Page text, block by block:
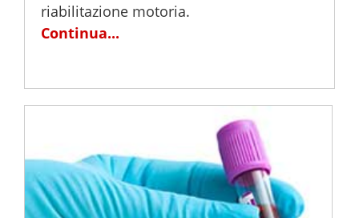
riabilitazione motoria.
Continua...